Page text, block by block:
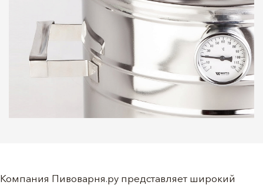
Компания Пивоварня.ру представляет широкий